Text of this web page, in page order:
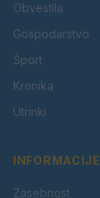
Obvestila
Gospodarstvo
Šport
Kronika
Utrinki
INFORMACIJE
Zasebnost